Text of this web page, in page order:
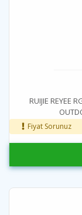
RUIJIE REYEE
Fiyat Sorunuz